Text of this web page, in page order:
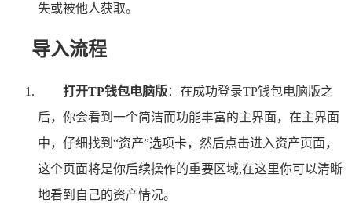
失或被他人获取。
导入流程
打开TP钱包电脑版：在成功登录TP钱包电脑版之
后，你会看到一个简洁而功能丰富的主界面，在主界面
中，仔细找到“资产”选项卡，然后点击进入资产页面，
这个页面将是你后续操作的重要区域,在这里你可以清晰
地看到自己的资产情况。